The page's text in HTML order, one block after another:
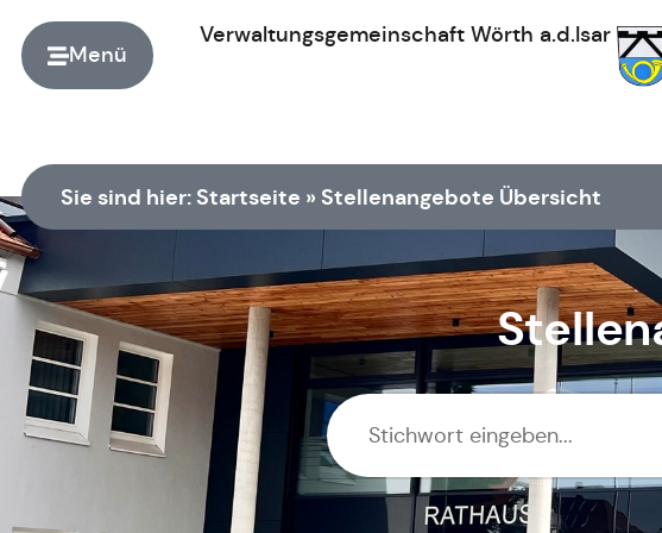
Menü
Verwaltungsgemeinschaft Wörth a.d.Isar
Sie sind hier: Startseite » Stellenangebote Übersicht